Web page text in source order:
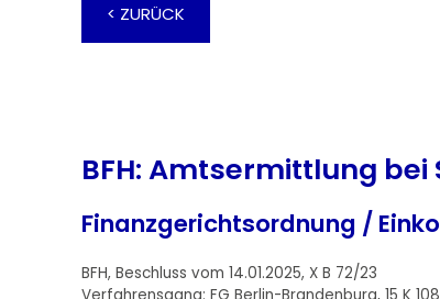
< ZURÜCK
BFH: Amtsermittlung
Finanzgerichtsordnung /
BFH, Beschluss vom 14.01.2025, X B 72/23